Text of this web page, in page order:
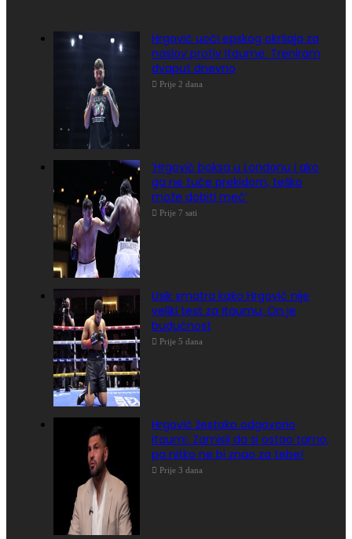
Hrgović uoči epskog okršaja za
naslov protiv Itaume: Treniram
dvaput dnevno
Prije 2 dana
‘Hrgović boksa u Londonu i ako
ga ne tuče prekidom, teško
može dobiti meč’
Prije 7 sati
Usik smatra kako Hrgović nije
veliki test za Itaumu: On je
budućnost
Prije 5 dana
Hrgović žestoko odgovorio
Itaumi: Zamisli da si ostao tamo,
pa nitko ne bi znao za tebe!
Prije 3 dana